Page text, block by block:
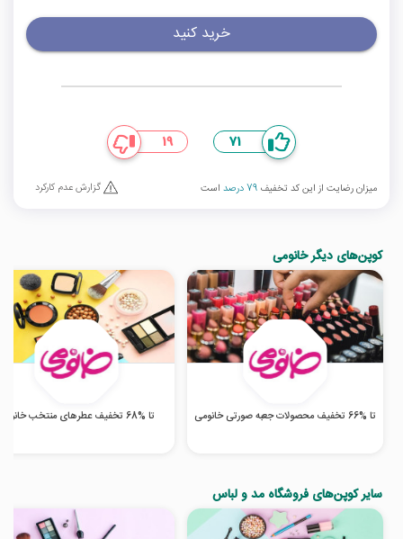
خرید کنید
71
19
میزان رضایت از این کد تخفیف 79 درصد است گزارش عدم کارکرد
کوپن‌های دیگر خانومی
تا %66 تخفیف محصولات جعبه صورتی خانومی تا %68 تخفیف عطرهای منتخب خانومی
سایر کوپن‌های فروشگاه مد و لباس